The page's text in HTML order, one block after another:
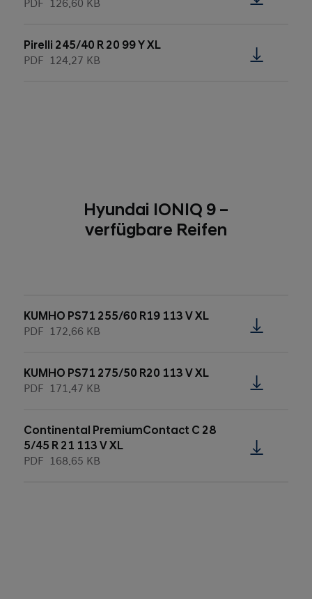
PDF 126.60 KB
Pirelli 245/40 R 20 99 Y XL
PDF 124.27 KB
Hyundai IONIQ 9 –
verfügbare Reifen
KUMHO PS71 255/60 R19 113 V XL
PDF 172.66 KB
KUMHO PS71 275/50 R20 113 V XL
PDF 171.47 KB
Continental PremiumContact C 28
5/45 R 21 113 V XL
PDF 168.65 KB